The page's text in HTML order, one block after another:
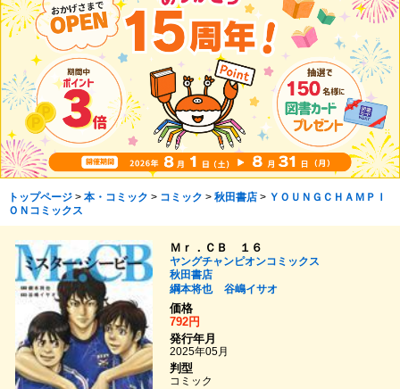
トップページ> 本・コミック > コミック > 秋田書店> ＹＯＵＮＧＣＨＡＭＰＩ
ＯＮコミックス
Ｍｒ．ＣＢ １６
ヤングチャンピオンコミックス
秋田書店
綱本将也
谷嶋イサオ
価格
792円
発行年月
2025年05月
判型
コミック